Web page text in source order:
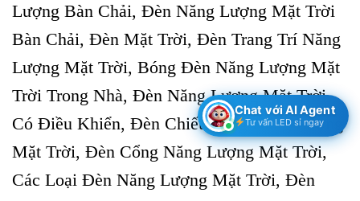
Lượng Bàn Chải, Đèn Năng Lượng Mặt Trời
Bàn Chải, Đèn Mặt Trời, Đèn Trang Trí Năng
Lượng Mặt Trời, Bóng Đèn Năng Lượng Mặt
Trời Trong Nhà, Đèn Năng Lượng Mặt Trời
Có Điều Khiển, Đèn Chiếu Sáng Năng Lượng
Mặt Trời, Đèn Cổng Năng Lượng Mặt Trời,
Các Loại Đèn Năng Lượng Mặt Trời, Đèn
Chat với AI Agent
Tư vấn LED sỉ ngay